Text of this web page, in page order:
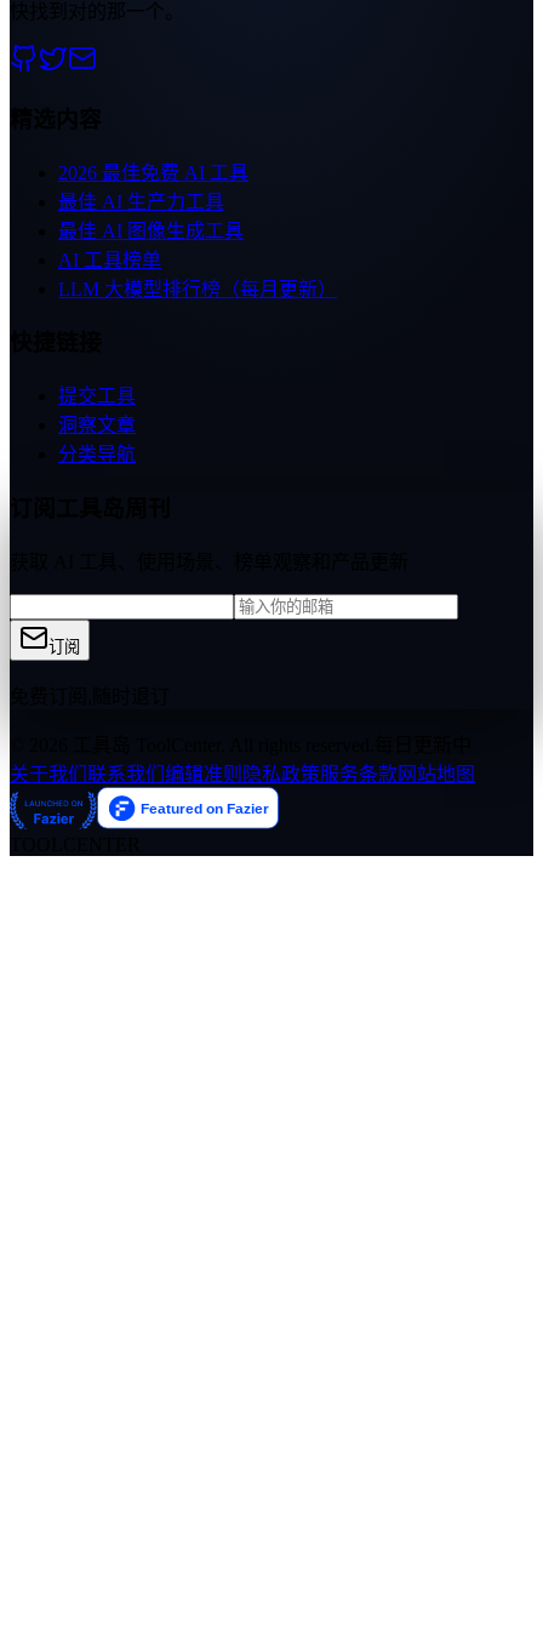
快找到对的那一个。
精选内容
2026 最佳免费 AI 工具
最佳 AI 生产力工具
最佳 AI 图像生成工具
AI 工具榜单
LLM 大模型排行榜（每月更新）
提交工具
洞察文章
分类导航
订阅
关于我们 联系我们 编辑准则 隐私政策服务条款网站地图